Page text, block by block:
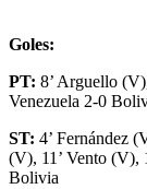
Goles:
PT: 8’ Arguello
Venezuela 2-0
ST: 4’ Fernández
(V), 11’ Vento (V),
Bolivia